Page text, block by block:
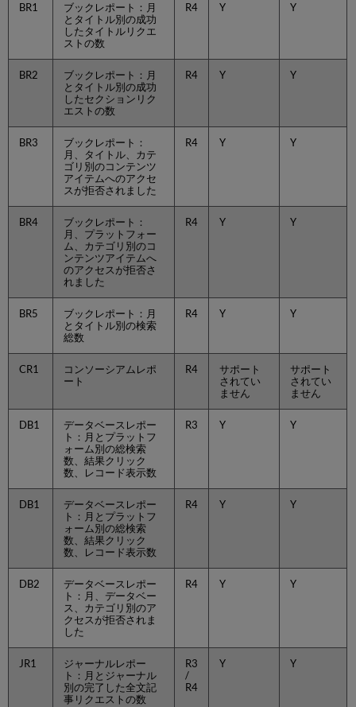
BR1
ブックレポート：月
とタイトル別の成功
したタイトルリクエ
ストの数
R4 Y Y
BR2
ブックレポート：月
とタイトル別の成功
したセクションリク
エストの数
R4 Y Y
BR3
ブックレポート：
月、タイトル、カテ
ゴリ別のコンテンツ
アイテムへのアクセ
スが拒否されました
R4 Y Y
BR4
ブックレポート：
月、プラットフォー
ム、カテゴリ別のコ
ンテンツアイテムへ
のアクセスが拒否さ
れました
R4 Y Y
BR5
ブックレポート：月
とタイトル別の検索
総数
R4 Y Y
CR1
コンソーシアムレポ
ート
R4
サポート
されてい
ません
サポート
されてい
ません
DB1
データベースレポー
ト：月とプラットフ
ォーム別の総検索
数、結果クリック
数、レコード表示数
R3 Y Y
DB1
データベースレポー
ト：月とプラットフ
ォーム別の総検索
数、結果クリック
数、レコード表示数
R4 Y Y
DB2
データベースレポー
ト：月、データベー
ス、カテゴリ別のア
クセスが拒否されま
した
R4 Y Y
JR1
ジャーナルレポー
ト：月とジャーナル
別の完了した全文記
事リクエストの数
R3
/
R4
Y Y